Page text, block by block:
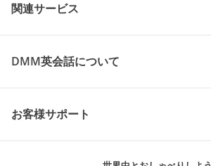
関連サービス
DMM英会話について
お客様サポート